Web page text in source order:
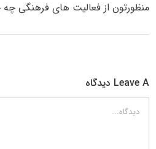
منظورتون از فعالیت های فرهنگی
Leave A دیدگاه
دیدگاه